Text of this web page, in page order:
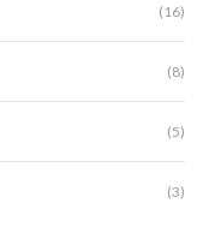
(16)
(8)
(5)
(3)